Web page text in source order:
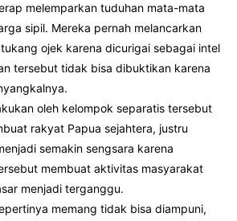
melemparkan tuduhan mata-mata
sipil. Mereka pernah melancarkan
ojek karena dicurigai sebagai intel
tersebut tidak bisa dibuktikan karena
oleh kelompok separatis tersebut
rakyat Papua sejahtera, justru
semakin sengsara karena
membuat aktivitas masyarakat
menjadi terganggu.
memang tidak bisa diampuni,